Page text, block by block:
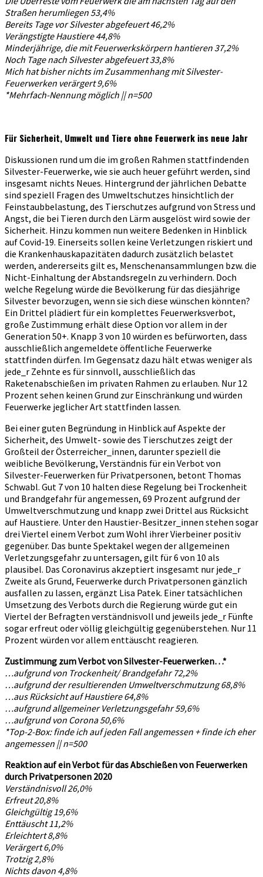
Straßen herumliegen 53,4%
Bereits Tage vor Silvester abgefeuert 46,2%
Verängstigte Haustiere 44,8%
Minderjährige, die mit Feuerwerkskörpern hantieren 37,2%
Noch Tage nach Silvester abgefeuert 33,8%
Mich hat bisher nichts im Zusammenhang mit Silvester-
Feuerwerken verärgert 9,6%
*Mehrfach-Nennung möglich || n=500
Für Sicherheit, Umwelt und Tiere ohne Feuerwerk ins neue Jahr
Diskussionen rund um die im großen Rahmen stattfindenden
Silvester-Feuerwerke, wie sie auch heuer geführt werden, sind
insgesamt nichts Neues. Hintergrund der jährlichen Debatte
sind speziell Fragen des Umweltschutzes hinsichtlich der
Feinstaubbelastung, des Tierschutzes aufgrund von Stress und
Angst, die bei Tieren durch den Lärm ausgelöst wird sowie der
Sicherheit. Hinzu kommen nun weitere Bedenken in Hinblick
auf Covid-19. Einerseits sollen keine Verletzungen riskiert und
die Krankenhauskapazitäten dadurch zusätzlich belastet
werden, andererseits gilt es, Menschenansammlungen bzw. die
Nicht-Einhaltung der Abstandsregeln zu verhindern. Doch
welche Regelung würde die Bevölkerung für das diesjährige
Silvester bevorzugen, wenn sie sich diese wünschen könnten?
Ein Drittel plädiert für ein komplettes Feuerwerksverbot,
große Zustimmung erhält diese Option vor allem in der
Generation 50+. Knapp 3 von 10 würden es befürworten, dass
ausschließlich angemeldete öffentliche Feuerwerke
stattfinden dürfen. Im Gegensatz dazu hält etwas weniger als
jede_r Zehnte es für sinnvoll, ausschließlich das
Raketenabschießen im privaten Rahmen zu erlauben. Nur 12
Prozent sehen keinen Grund zur Einschränkung und würden
Feuerwerke jeglicher Art stattfinden lassen.
Bei einer guten Begründung in Hinblick auf Aspekte der
Sicherheit, des Umwelt- sowie des Tierschutzes zeigt der
Großteil der Österreicher_innen, darunter speziell die
weibliche Bevölkerung, Verständnis für ein Verbot von
Silvester-Feuerwerken für Privatpersonen, betont Thomas
Schwabl. Gut 7 von 10 halten diese Regelung bei Trockenheit
und Brandgefahr für angemessen, 69 Prozent aufgrund der
Umweltverschmutzung und knapp zwei Drittel aus Rücksicht
auf Haustiere. Unter den Haustier-Besitzer_innen stehen sogar
drei Viertel einem Verbot zum Wohl ihrer Vierbeiner positiv
gegenüber. Das bunte Spektakel wegen der allgemeinen
Verletzungsgefahr zu untersagen, gilt für 6 von 10 als
plausibel. Das Coronavirus akzeptiert insgesamt nur jede_r
Zweite als Grund, Feuerwerke durch Privatpersonen gänzlich
ausfallen zu lassen, ergänzt Lisa Patek. Einer tatsächlichen
Umsetzung des Verbots durch die Regierung würde gut ein
Viertel der Befragten verständnisvoll und jeweils jede_r Fünfte
sogar erfreut oder völlig gleichgültig gegenüberstehen. Nur 11
Prozent würden vor allem enttäuscht reagieren.
Zustimmung zum Verbot von Silvester-Feuerwerken…*
…aufgrund von Trockenheit/ Brandgefahr 72,2%
…aufgrund der resultierenden Umweltverschmutzung 68,8%
…aus Rücksicht auf Haustiere 64,8%
…aufgrund allgemeiner Verletzungsgefahr 59,6%
…aufgrund von Corona 50,6%
*Top-2-Box: finde ich auf jeden Fall angemessen + finde ich eher
angemessen || n=500
Reaktion auf ein Verbot für das Abschießen von Feuerwerken
durch Privatpersonen 2020
Verständnisvoll 26,0%
Erfreut 20,8%
Gleichgültig 19,6%
Enttäuscht 11,2%
Erleichtert 8,8%
Verärgert 6,0%
Trotzig 2,8%
Nichts davon 4,8%